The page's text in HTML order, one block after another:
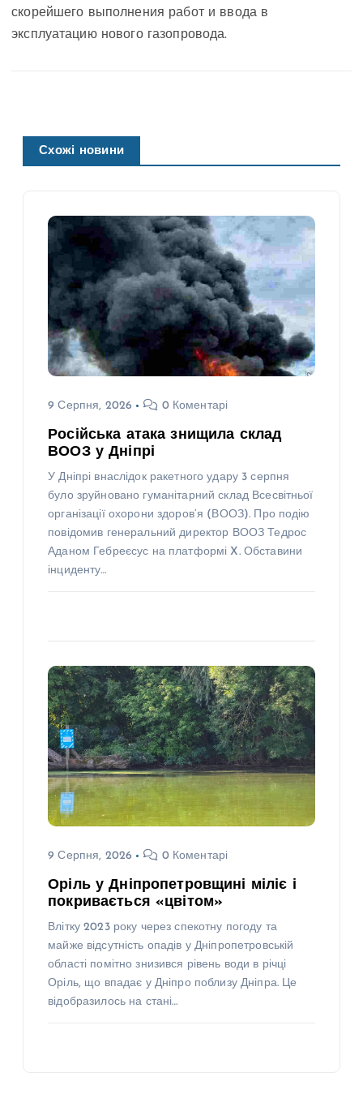
скорейшего выполнения работ и ввода в
эксплуатацию нового газопровода.
Схожі новини
9 Серпня, 2026 0 Коментарі
Російська атака знищила склад
ВООЗ у Дніпрі
У Дніпрі внаслідок ракетного удару 3 серпня
було зруйновано гуманітарний склад Всесвітньої
організації охорони здоров’я (ВООЗ). Про подію
повідомив генеральний директор ВООЗ Тедрос
Аданом Гебреєсус на платформі X. Обставини
інциденту…
9 Серпня, 2026 0 Коментарі
Оріль у Дніпропетровщині міліє і
покривається «цвітом»
Влітку 2023 року через спекотну погоду та
майже відсутність опадів у Дніпропетровській
області помітно знизився рівень води в річці
Оріль, що впадає у Дніпро поблизу Дніпра. Це
відобразилось на стані…